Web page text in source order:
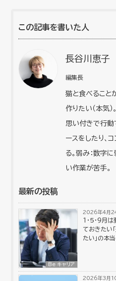
この記事を書いた人
長谷川恵子
編集長
猫と食べること
作りたい（本気
思い付きで行動
ースをしたり、
る。弱み：数字
い作業が苦手。
最新の投稿
Be キャリア
2026年4月
１・５・９
ておきたい
たい」の本
2026年3月